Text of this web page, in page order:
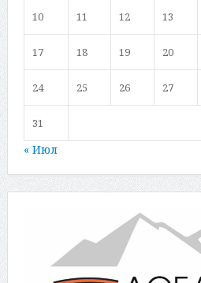
10 11 12 13
17 18 19 20
24 25 26 27
31
« Июл